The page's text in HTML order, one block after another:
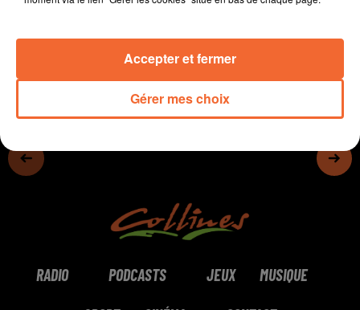
RADIO PODCASTS JEUX MUSIQUE
Gérer mes choix
Accepter et fermer